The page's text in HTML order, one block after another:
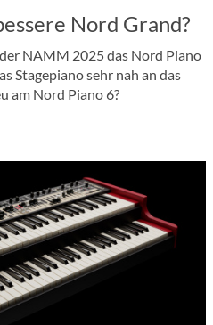
Nord Grand?
NAMM 2025 das Nord Piano
Stagepiano sehr nah an das
am Nord Piano 6?